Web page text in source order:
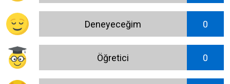
Deneyeceğim 0
Öğretici 0